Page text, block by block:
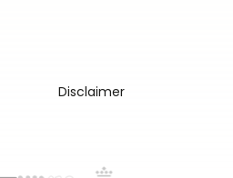
Disclaimer